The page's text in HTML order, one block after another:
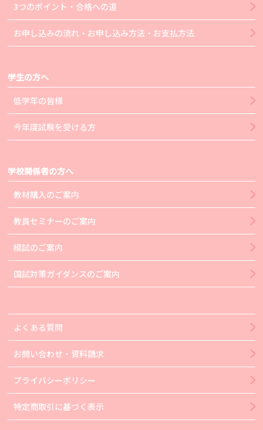
3つのポイント・合格への道
お申し込みの流れ・お申し込み方法・お支払方法
学生の方へ
低学年の皆様
今年度試験を受ける方
学校関係者の方へ
教材購入のご案内
教員セミナーのご案内
模試のご案内
国試対策ガイダンスのご案内
よくある質問
お問い合わせ・資料請求
プライバシーポリシー
特定商取引に基づく表示